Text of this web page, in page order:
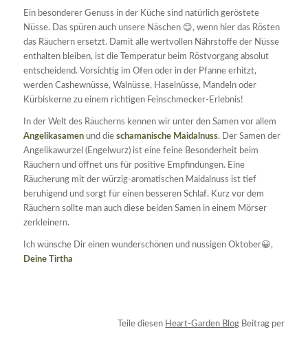
Ein besonderer Genuss in der Küche sind natürlich geröstete
Nüsse. Das spüren auch unsere Näschen 😊, wenn hier das Rösten
das Räuchern ersetzt. Damit alle wertvollen Nährstoffe der Nüsse
enthalten bleiben, ist die Temperatur beim Röstvorgang absolut
entscheidend. Vorsichtig im Ofen oder in der Pfanne erhitzt,
werden Cashewnüsse, Walnüsse, Haselnüsse, Mandeln oder
Kürbiskerne zu einem richtigen Feinschmecker-Erlebnis!
In der Welt des Räucherns kennen wir unter den Samen vor allem
Angelikasamenund die schamanische Maidalnuss. Der Samen der
Angelikawurzel (Engelwurz) ist eine feine Besonderheit beim
Räuchern und öffnet uns für positive Empfindungen. Eine
Räucherung mit der würzig-aromatischen Maidalnuss ist tief
beruhigend und sorgt für einen besseren Schlaf. Kurz vor dem
Räuchern sollte man auch diese beiden Samen in einem Mörser
zerkleinern.
Ich wünsche Dir einen wunderschönen und nussigen Oktober😀,
Deine Tirtha
Teile diesen Heart-Garden Blog Beitrag per